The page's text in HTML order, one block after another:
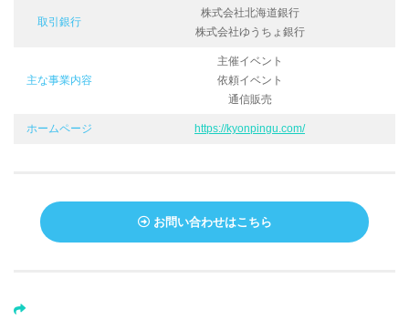
取引銀行
株式会社北海道銀行
株式会社ゆうちょ銀行
主な事業内容
主催イベント
依頼イベント
通信販売
ホームページ https://kyonpingu.com/
お問い合わせはこちら